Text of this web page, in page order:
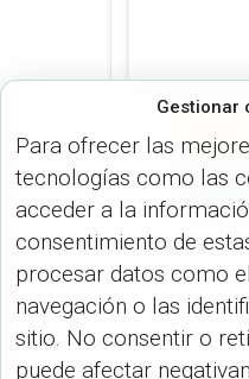
Gestionar
Para ofrecer las
tecnologías como las
acceder a la
consentimiento de
procesar datos como
navegación o las
sitio. No consentir o
puede afectar
Set de